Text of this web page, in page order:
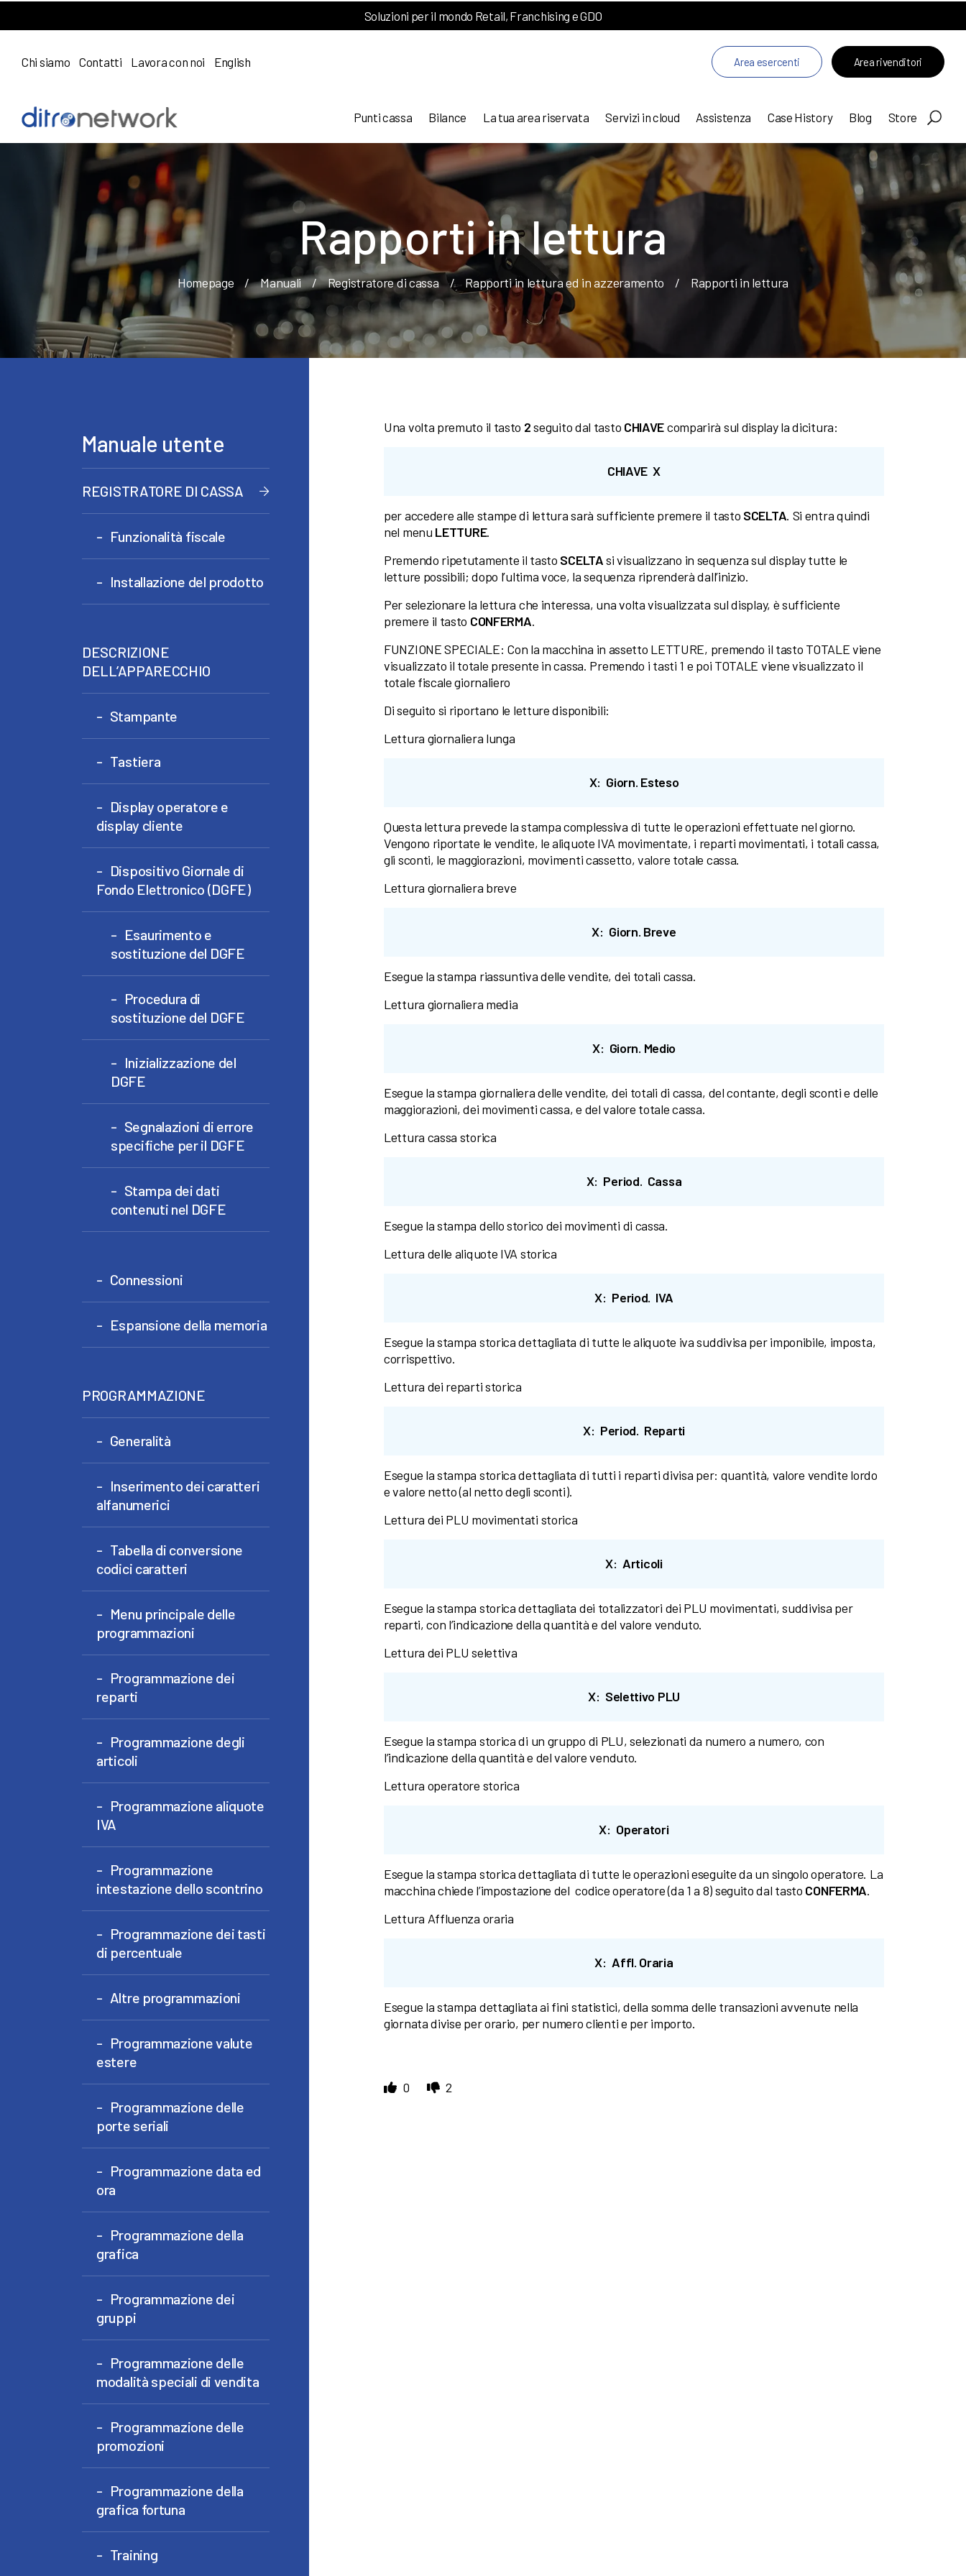
Soluzioni per il mondo Retail, Franchising e GDO
Chi siamo Contatti Lavora con noi English Area esercenti Area rivenditori
Punti cassa Bilance La tua area riservata Servizi in cloud Assistenza Case History Blog Store
Rapporti in lettura
Homepage / Manuali / Registratore di cassa / Rapporti in lettura ed in azzeramento / Rapporti in lettura
Una volta premuto il tasto 2seguito dal tasto CHIAVEcomparirà sul display la dicitura:
CHIAVE X
per accedere alle stampe di lettura sarà sufficiente premere il tasto SCELTA. Si entra quindi
nel menu LETTURE.
Premendo ripetutamente il tasto SCELTAsi visualizzano in sequenza sul display tutte le
letture possibili; dopo l’ultima voce, la sequenza riprenderà dall’inizio.
Per selezionare la lettura che interessa, una volta visualizzata sul display, è sufficiente
premere il tasto CONFERMA.
FUNZIONE SPECIALE: Con la macchina in assetto LETTURE, premendo il tasto TOTALE viene
visualizzato il totale presente in cassa. Premendo i tasti 1 e poi TOTALE viene visualizzato il
totale fiscale giornaliero
Di seguito si riportano le letture disponibili:
Lettura giornaliera lunga
X: Giorn. Esteso
Questa lettura prevede la stampa complessiva di tutte le operazioni effettuate nel giorno.
Vengono riportate le vendite, le aliquote IVA movimentate, i reparti movimentati, i totali cassa,
gli sconti, le maggiorazioni, movimenti cassetto, valore totale cassa.
Lettura giornaliera breve
X: Giorn. Breve
Esegue la stampa riassuntiva delle vendite, dei totali cassa.
Lettura giornaliera media
X: Giorn. Medio
Esegue la stampa giornaliera delle vendite, dei totali di cassa, del contante, degli sconti e delle
maggiorazioni, dei movimenti cassa, e del valore totale cassa.
Lettura cassa storica
X: Period. Cassa
Esegue la stampa dello storico dei movimenti di cassa.
Lettura delle aliquote IVA storica
X: Period. IVA
Esegue la stampa storica dettagliata di tutte le aliquote iva suddivisa per imponibile, imposta,
corrispettivo.
Lettura dei reparti storica
X: Period. Reparti
Esegue la stampa storica dettagliata di tutti i reparti divisa per: quantità, valore vendite lordo
e valore netto (al netto degli sconti).
Lettura dei PLU movimentati storica
X: Articoli
Esegue la stampa storica dettagliata dei totalizzatori dei PLU movimentati, suddivisa per
reparti, con l’indicazione della quantità e del valore venduto.
Lettura dei PLU selettiva
X: Selettivo PLU
Esegue la stampa storica di un gruppo di PLU, selezionati da numero a numero, con
l’indicazione della quantità e del valore venduto.
Lettura operatore storica
X: Operatori
Esegue la stampa storica dettagliata di tutte le operazioni eseguite da un singolo operatore. La
macchina chiede l’impostazione del codice operatore (da 1 a 8) seguito dal tasto CONFERMA.
Lettura Affluenza oraria
X: Affl. Oraria
Esegue la stampa dettagliata ai fini statistici, della somma delle transazioni avvenute nella
giornata divise per orario, per numero clienti e per importo.
0 2
Manuale utente
REGISTRATORE DI CASSA
Funzionalità fiscale
Installazione del prodotto
DESCRIZIONE
DELL’APPARECCHIO
Stampante
Tastiera
Display operatore e
display cliente
Dispositivo Giornale di
Fondo Elettronico (DGFE)
Esaurimento e
sostituzione del DGFE
Procedura di
sostituzione del DGFE
Inizializzazione del
DGFE
Segnalazioni di errore
specifiche per il DGFE
Stampa dei dati
contenuti nel DGFE
Connessioni
Espansione della memoria
PROGRAMMAZIONE
Generalità
Inserimento dei caratteri
alfanumerici
Tabella di conversione
codici caratteri
Menu principale delle
programmazioni
Programmazione dei
reparti
Programmazione degli
articoli
Programmazione aliquote
IVA
Programmazione
intestazione dello scontrino
Programmazione dei tasti
di percentuale
Altre programmazioni
Programmazione valute
estere
Programmazione delle
porte seriali
Programmazione data ed
ora
Programmazione della
grafica
Programmazione dei
gruppi
Programmazione delle
modalità speciali di vendita
Programmazione delle
promozioni
Programmazione della
grafica fortuna
Training